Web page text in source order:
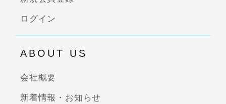
ログイン
ABOUT US
会社概要
新着情報・お知らせ